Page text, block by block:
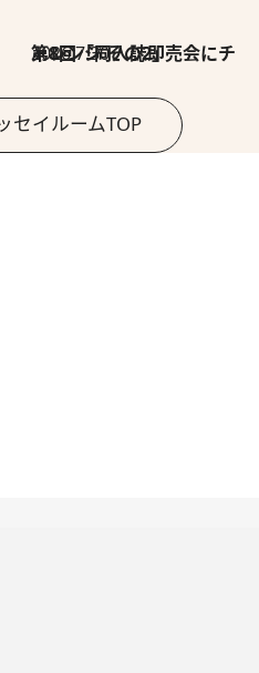
2026.7.30
第8回「同人誌即売会にチャレンジ その2」
セイルームTOP